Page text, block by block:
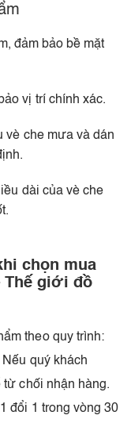
đảm bảo bề mặt
vị trí chính xác.
vè che mưa và dán
dài của vè che
chọn mua
Thế giới đồ
theo quy trình:
quý khách
từ chối nhận hàng.
đổi 1 trong vòng 30